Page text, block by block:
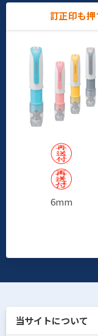
訂正印も押
6mm
当サイトについて